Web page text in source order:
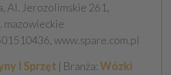
Al. Jerozolimskie 261,
mazowieckie
www.spare.com.pl
I Sprzęt | Branża:Wózki